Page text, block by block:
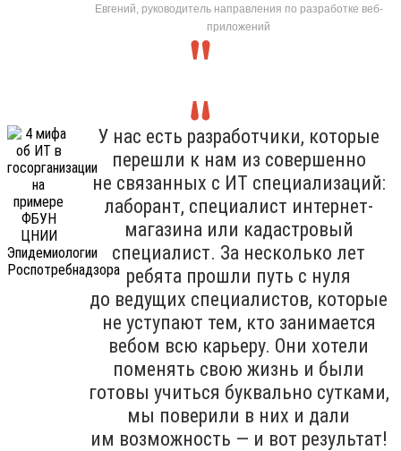
Евгений, руководитель направления по разработке веб-
приложений
У нас есть разработчики, которые
перешли к нам из совершенно
не связанных с ИТ специализаций:
лаборант, специалист интернет-
магазина или кадастровый
специалист. За несколько лет
ребята прошли путь с нуля
до ведущих специалистов, которые
не уступают тем, кто занимается
вебом всю карьеру. Они хотели
поменять свою жизнь и были
готовы учиться буквально сутками,
мы поверили в них и дали
им возможность — и вот результат!